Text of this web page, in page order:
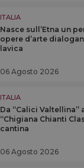
ITALIA
Nasce sull’Etna un
opere d’arte
lavica
06 Agosto 2026
ITALIA
Da “Calici Valtellina”
“Chigiana Chianti
cantina
06 Agosto 2026